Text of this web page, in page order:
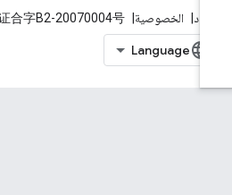
الخصوصية ICP证合字B2-20070004号